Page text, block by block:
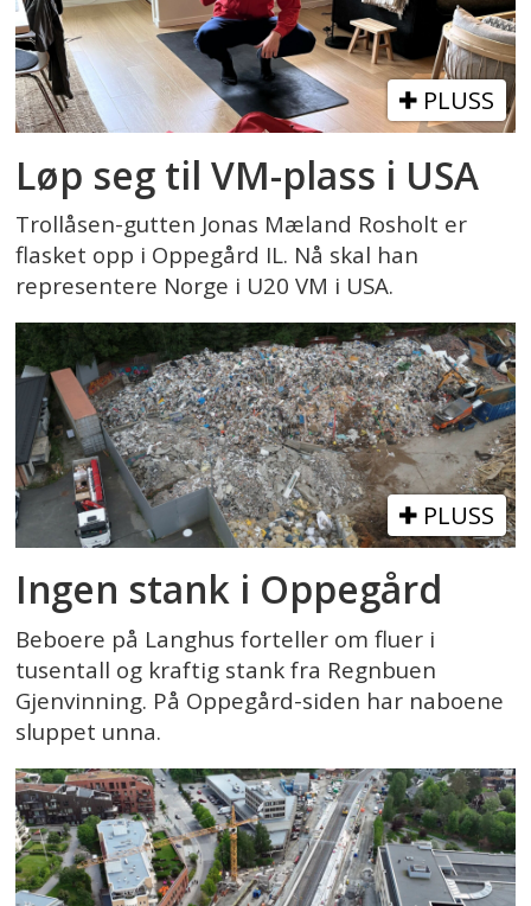
PLUSS
Løp seg til VM-plass i USA
Trollåsen-gutten Jonas Mæland Rosholt er
flasket opp i Oppegård IL. Nå skal han
representere Norge i U20 VM i USA.
PLUSS
Ingen stank i Oppegård
Beboere på Langhus forteller om fluer i
tusentall og kraftig stank fra Regnbuen
Gjenvinning. På Oppegård-siden har naboene
sluppet unna.